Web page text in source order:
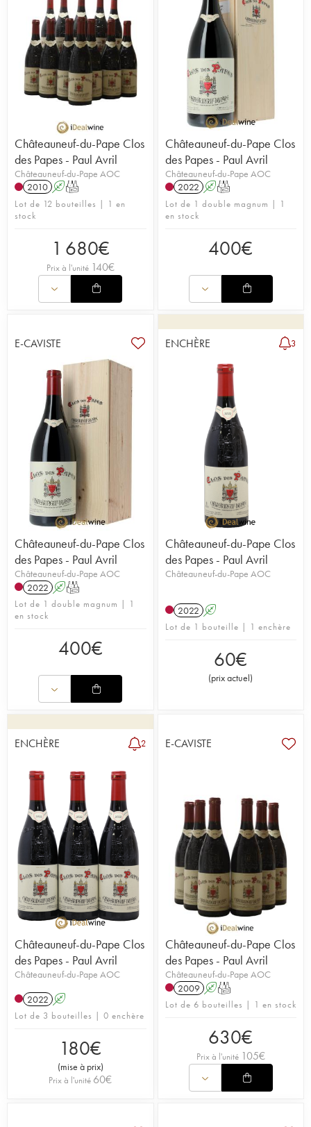
Châteauneuf-du-Pape Clos
des Papes - Paul Avril
Châteauneuf-du-Pape AOC
2010 AT
Lot de 12 bouteilles | 1 en
stock
1 680€
Prix à l'unité 140€
Châteauneuf-du-Pape Clos
des Papes - Paul Avril
Châteauneuf-du-Pape AOC
2022 AT
Lot de 1 double magnum | 1
en stock
400€
E-CAVISTE
Châteauneuf-du-Pape Clos
des Papes - Paul Avril
Châteauneuf-du-Pape AOC
2022 AT
Lot de 1 double magnum | 1
en stock
400€
ENCHÈRE 3
Châteauneuf-du-Pape Clos
des Papes - Paul Avril
Châteauneuf-du-Pape AOC
2022 A
Lot de 1 bouteille | 1 enchère
60€
(prix actuel)
ENCHÈRE 2
Châteauneuf-du-Pape Clos
des Papes - Paul Avril
Châteauneuf-du-Pape AOC
2022 A
Lot de 3 bouteilles | 0 enchère
180€
(mise à prix)
Prix à l'unité 60€
E-CAVISTE
Châteauneuf-du-Pape Clos
des Papes - Paul Avril
Châteauneuf-du-Pape AOC
2009 AT
Lot de 6 bouteilles | 1 en stock
630€
Prix à l'unité 105€